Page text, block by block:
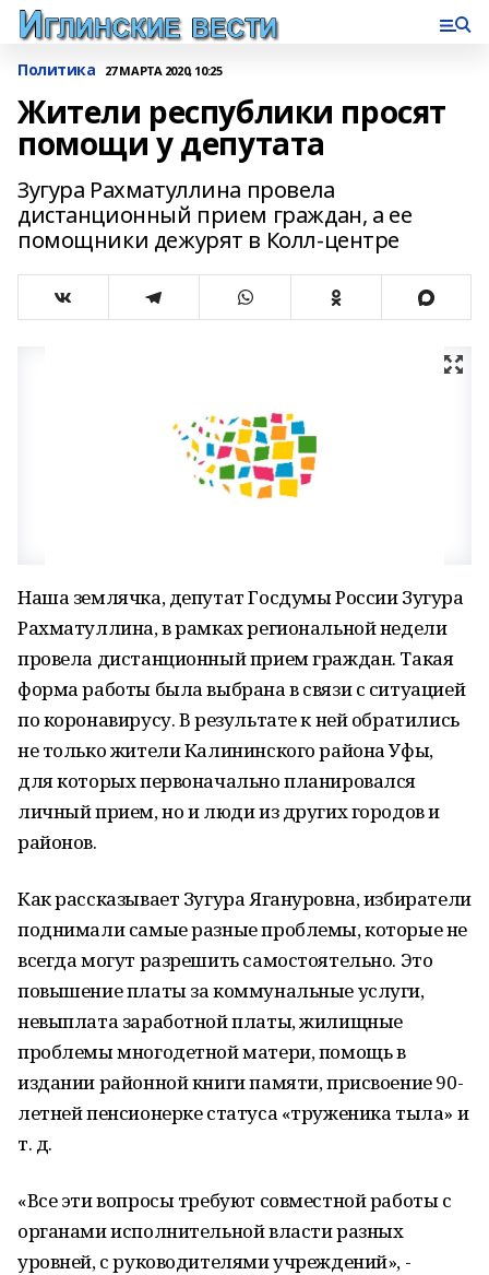
Политика 27 МАРТА 2020, 10:25
Жители республики просят
помощи у депутата
Зугура Рахматуллина провела
дистанционный прием граждан, а ее
помощники дежурят в Колл-центре
Наша землячка, депутат Госдумы России Зугура
Рахматуллина, в рамках региональной недели
провела дистанционный прием граждан. Такая
форма работы была выбрана в связи с ситуацией
по коронавирусу. В результате к ней обратились
не только жители Калининского района Уфы,
для которых первоначально планировался
личный прием, но и люди из других городов и
районов.
Как рассказывает Зугура Ягануровна, избиратели
поднимали самые разные проблемы, которые не
всегда могут разрешить самостоятельно. Это
повышение платы за коммунальные услуги,
невыплата заработной платы, жилищные
проблемы многодетной матери, помощь в
издании районной книги памяти, присвоение 90-
летней пенсионерке статуса «труженика тыла» и
т. д.
«Все эти вопросы требуют совместной работы с
органами исполнительной власти разных
уровней, с руководителями учреждений», -